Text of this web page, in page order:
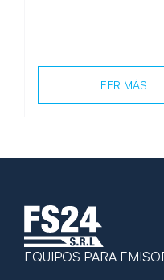
LEER MÁS
EQUIPOS PARA